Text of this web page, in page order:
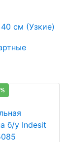
см (Узкие)
б/у Indesit